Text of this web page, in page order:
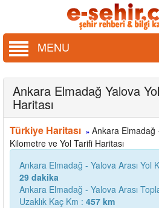
MENU
Ankara Elmadağ Yalova
Haritası
Türkiye Haritası » Ankara Elmadağ
Kilometre ve Yol Tarifi Haritası
Ankara Elmadağ - Yalova Arası Yol
29 dakika
Ankara Elmadağ - Yalova Arası
Uzaklık Kaç Km : 457 km